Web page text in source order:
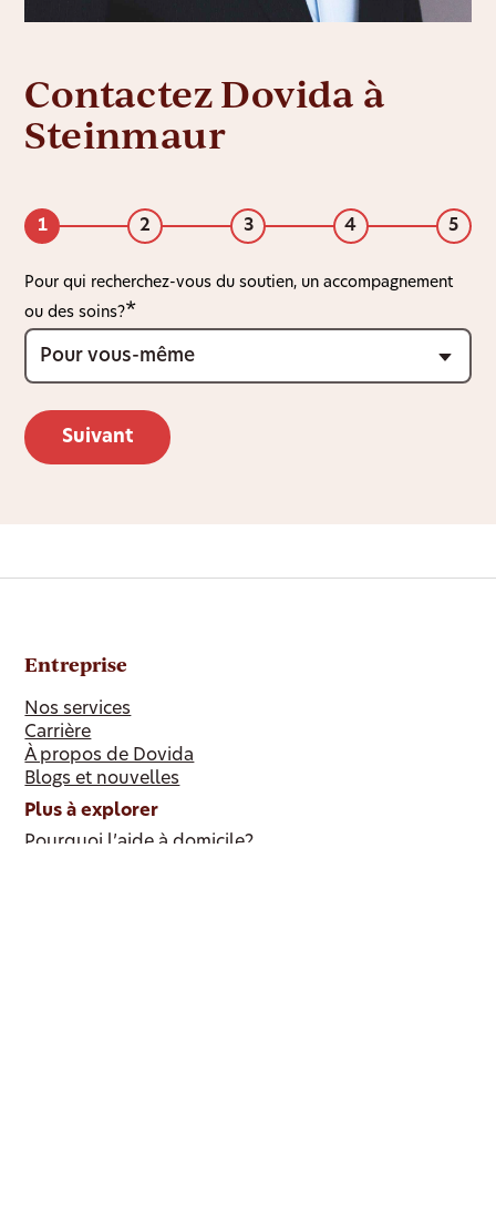
Contactez Dovida à
Steinmaur
1 2 3 4 5
Pour qui recherchez-vous du soutien, un accompagnement
ou des soins?
Entreprise
Nos services
Carrière
À propos de Dovida
Blogs et nouvelles
Plus à explorer
Pourquoi l’aide à domicile?